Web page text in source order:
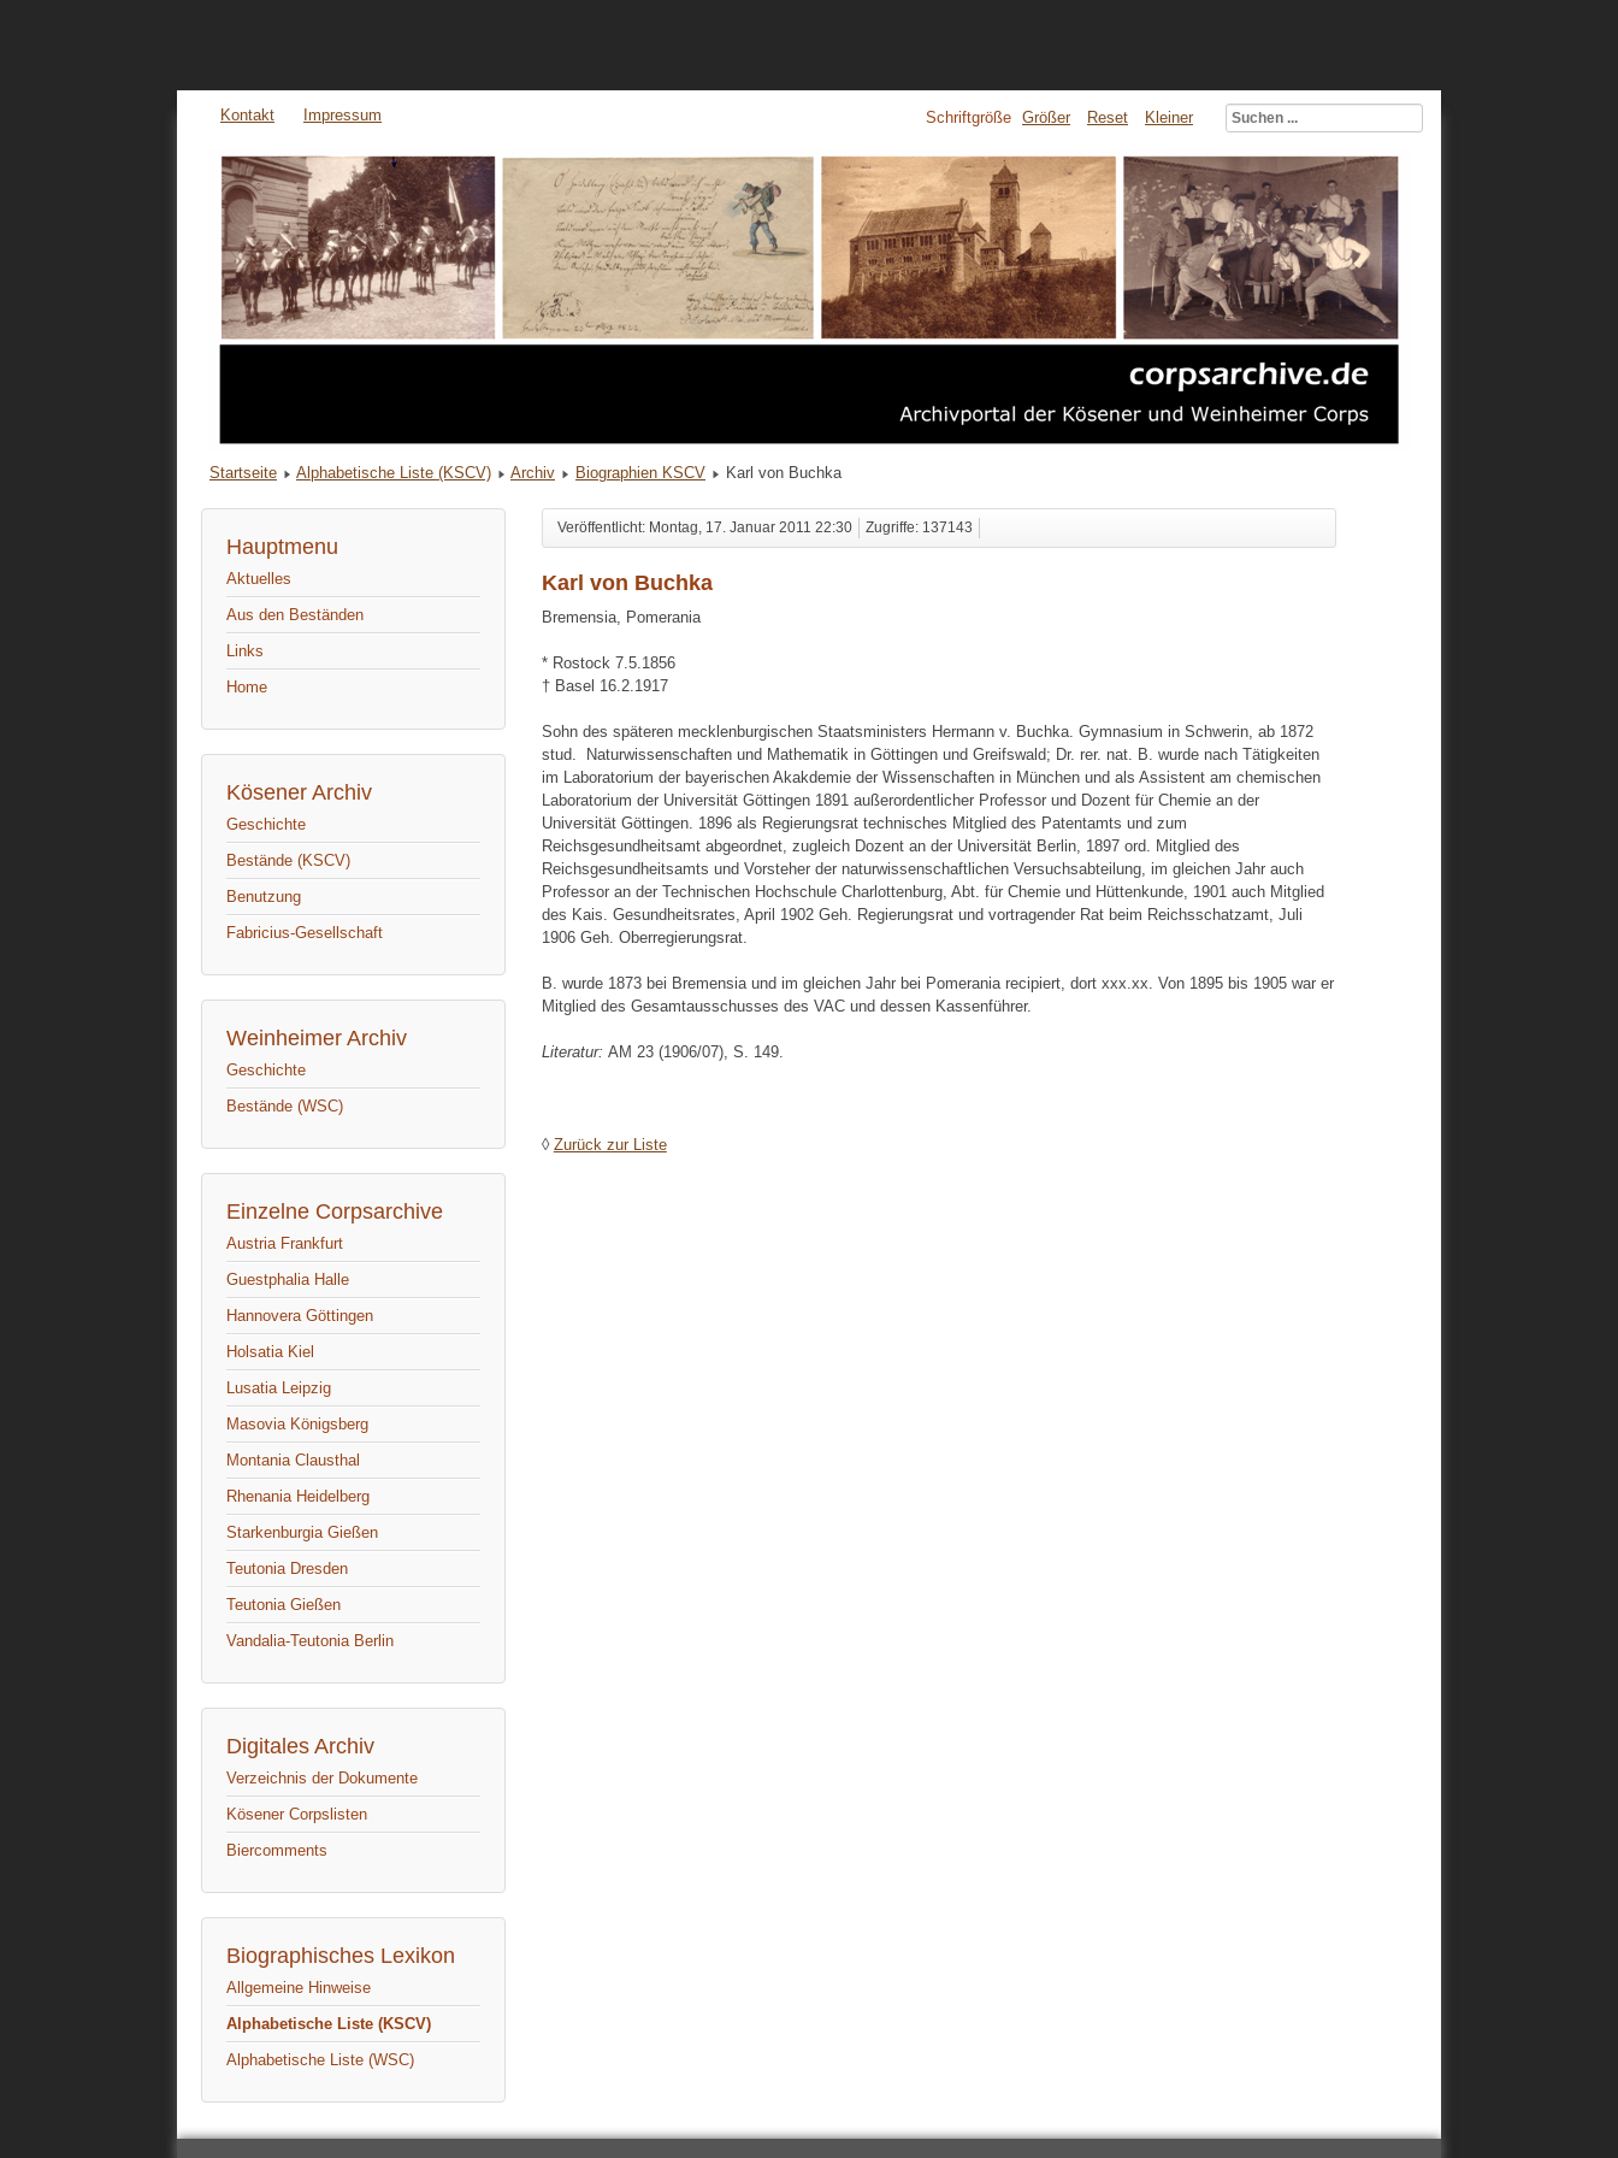
Kontakt Impressum Schriftgröße Größer Reset Kleiner
Startseite Alphabetische Liste (KSCV) Archiv Biographien KSCV Karl von Buchka
Hauptmenu
Aktuelles
Aus den Beständen
Links
Home
Kösener Archiv
Geschichte
Bestände (KSCV)
Benutzung
Fabricius-Gesellschaft
Weinheimer Archiv
Geschichte
Bestände (WSC)
Einzelne Corpsarchive
Austria Frankfurt
Guestphalia Halle
Hannovera Göttingen
Holsatia Kiel
Lusatia Leipzig
Masovia Königsberg
Montania Clausthal
Rhenania Heidelberg
Starkenburgia Gießen
Teutonia Dresden
Teutonia Gießen
Vandalia-Teutonia Berlin
Digitales Archiv
Verzeichnis der Dokumente
Kösener Corpslisten
Biercomments
Biographisches Lexikon
Allgemeine Hinweise
Alphabetische Liste (KSCV)
Alphabetische Liste (WSC)
Veröffentlicht: Montag, 17. Januar 2011 22:30 Zugriffe: 137143
Karl von Buchka
Bremensia, Pomerania
* Rostock 7.5.1856
† Basel 16.2.1917
Sohn des späteren mecklenburgischen Staatsministers Hermann v. Buchka. Gymnasium in Schwerin, ab 1872
stud. Naturwissenschaften und Mathematik in Göttingen und Greifswald; Dr. rer. nat. B. wurde nach Tätigkeiten
im Laboratorium der bayerischen Akakdemie der Wissenschaften in München und als Assistent am chemischen
Laboratorium der Universität Göttingen 1891 außerordentlicher Professor und Dozent für Chemie an der
Universität Göttingen. 1896 als Regierungsrat technisches Mitglied des Patentamts und zum
Reichsgesundheitsamt abgeordnet, zugleich Dozent an der Universität Berlin, 1897 ord. Mitglied des
Reichsgesundheitsamts und Vorsteher der naturwissenschaftlichen Versuchsabteilung, im gleichen Jahr auch
Professor an der Technischen Hochschule Charlottenburg, Abt. für Chemie und Hüttenkunde, 1901 auch Mitglied
des Kais. Gesundheitsrates, April 1902 Geh. Regierungsrat und vortragender Rat beim Reichsschatzamt, Juli
1906 Geh. Oberregierungsrat.
B. wurde 1873 bei Bremensia und im gleichen Jahr bei Pomerania recipiert, dort xxx.xx. Von 1895 bis 1905 war er
Mitglied des Gesamtausschusses des VAC und dessen Kassenführer.
Literatur: AM 23 (1906/07), S. 149.
◊ Zurück zur Liste